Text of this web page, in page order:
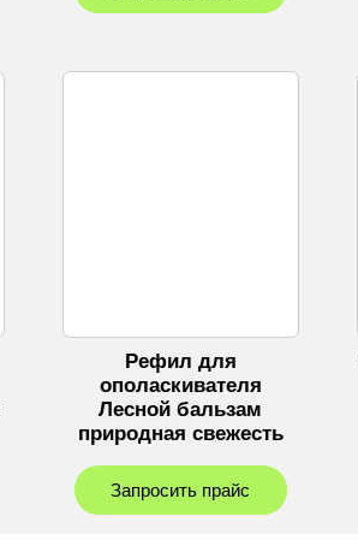
Рефил для
ополаскивателя
Лесной бальзам
природная свежесть
Запросить прайс